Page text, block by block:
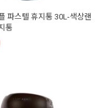
파스텔 휴지통 30L-색상랜
통